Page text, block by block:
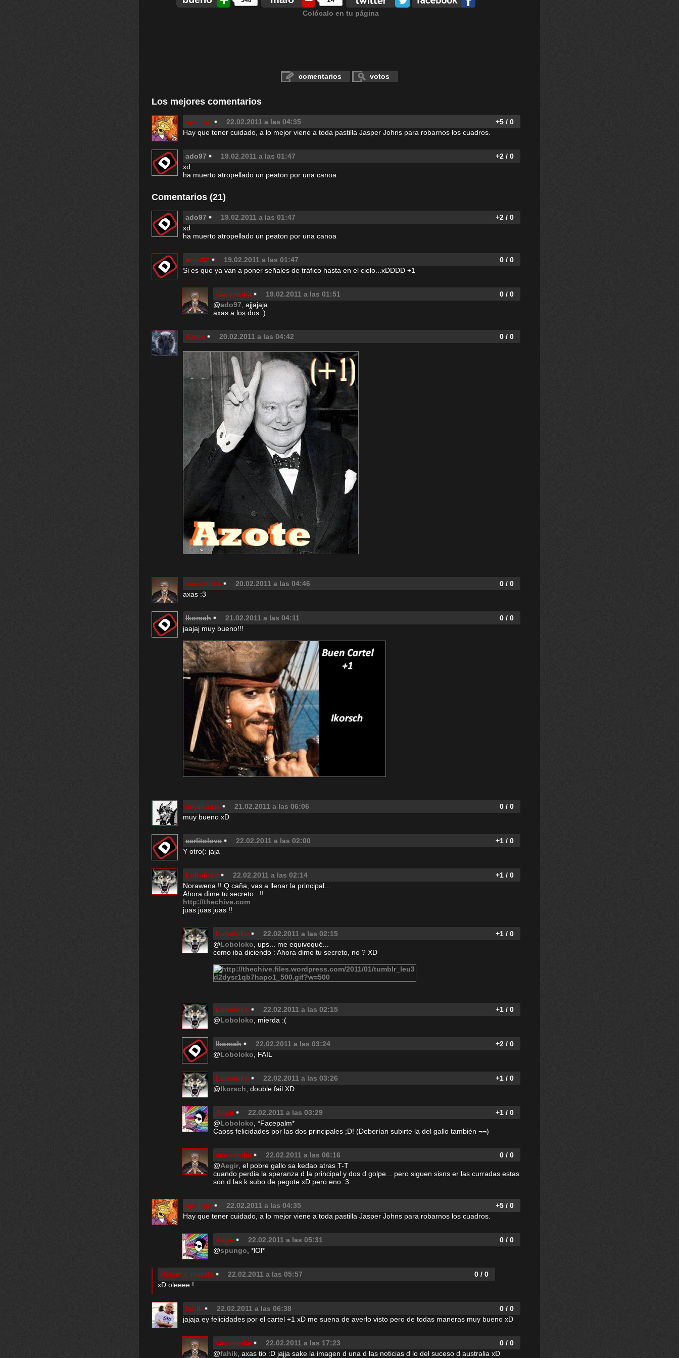
Colócalo en tu página
comentarios votos
Los mejores comentarios
spungo 22.02.2011 a las 04:35
+5 / 0
Hay que tener cuidado, a lo mejor viene a toda pastilla Jasper Johns para robarnos los cuadros.
ado97 19.02.2011 a las 01:47
+2 / 0
xd
ha muerto atropellado un peaton por una canoa
Comentarios (21)
ado97 19.02.2011 a las 01:47
+2 / 0
xd
ha muerto atropellado un peaton por una canoa
noru62 19.02.2011 a las 01:47
0 / 0
Si es que ya van a poner señales de tráfico hasta en el cielo...xDDDD +1
caosstuka 19.02.2011 a las 01:51
0 / 0
@ado97 , ajjajaja
axas a los dos :)
Azote 20.02.2011 a las 04:42 0 / 0
caosstuka 20.02.2011 a las 04:46
0 / 0
axas :3
Ikorsch 21.02.2011 a las 04:11
0 / 0
jaajaj muy bueno!!!
unaiharris 21.02.2011 a las 06:06
0 / 0
muy bueno xD
carlitolove 22.02.2011 a las 02:00
+1 / 0
Y otro(: jaja
Loboloko 22.02.2011 a las 02:14
+1 / 0
Norawena !! Q caña, vas a llenar la principal...
Ahora dime tu secreto...!!
http://thechive.com
juas juas juas !!
Loboloko 22.02.2011 a las 02:15
+1 / 0
@Loboloko , ups... me equivoqué...
como iba diciendo : Ahora dime tu secreto, no ? XD
Loboloko 22.02.2011 a las 02:15
+1 / 0
@Loboloko , mierda :(
Ikorsch 22.02.2011 a las 03:24
+2 / 0
@Loboloko , FAIL
Loboloko 22.02.2011 a las 03:26
+1 / 0
@Ikorsch , double fail XD
Aegir 22.02.2011 a las 03:29
+1 / 0
@Loboloko , *Facepalm*
Caoss felicidades por las dos principales ;D! (Deberían subirte la del gallo también ¬¬)
caosstuka 22.02.2011 a las 06:16
0 / 0
@Aegir , el pobre gallo sa kedao atras T-T
cuando perdia la speranza d la principal y dos d golpe... pero siguen sisns er las curradas estas
son d las k subo de pegote xD pero eno :3
spungo 22.02.2011 a las 04:35
+5 / 0
Hay que tener cuidado, a lo mejor viene a toda pastilla Jasper Johns para robarnos los cuadros.
Aegir 22.02.2011 a las 05:31
0 / 0
@spungo , *lOl*
Hakuna_matata 22.02.2011 a las 05:57
0 / 0
xD oleeee !
fahik 22.02.2011 a las 06:38
0 / 0
jajaja ey felicidades por el cartel +1 xD me suena de averlo visto pero de todas maneras muy bueno xD
caosstuka 22.02.2011 a las 17:23
0 / 0
@fahik , axas tio :D jajja sake la imagen d una d las noticias d lo del suceso d australia xD